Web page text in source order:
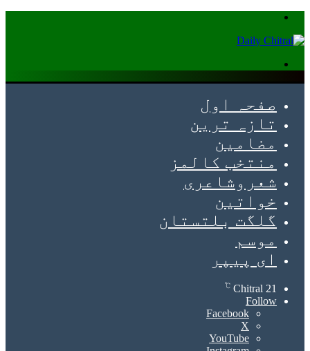
صفحہ اول
تازہ ترین
مضامین
منتخب کالمز
شعروشاعری
خواتین
گلگت بلتستان
موسم
ای پیپر
Chitral 21
℃
Follow
Facebook
X
YouTube